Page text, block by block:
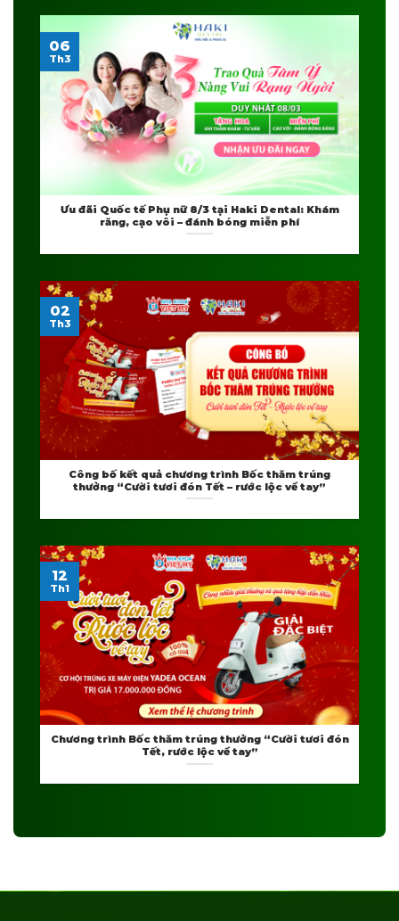
Ưu đãi Quốc tế Phụ nữ 8/3 tại Haki Dental: Khám
răng, cạo vôi – đánh bóng miễn phí
06
Th3
Công bố kết quả chương trình Bốc thăm trúng
thưởng “Cười tươi đón Tết – rước lộc về tay”
02
Th3
Chương trình Bốc thăm trúng thưởng “Cười tươi đón
Tết, rước lộc về tay”
12
Th1